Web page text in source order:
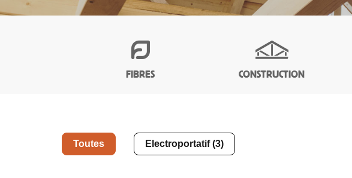
FIBRES CONSTRUCTION
Toutes Electroportatif (3)